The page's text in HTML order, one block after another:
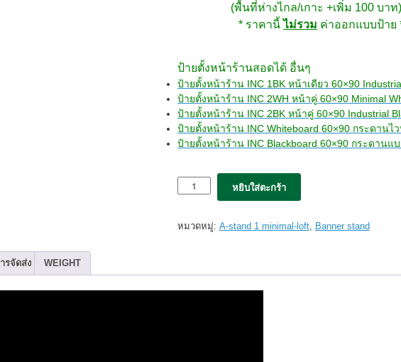
(พื้นที่ห่างไกล/เกาะ +เพิ่ม 100 บาท
* ราคานี้ไม่รวม ค่าออกแบบป้าย
ป้ายตั้งหน้าร้านสอดได้ อื่นๆ
ป้ายตั้งหน้าร้าน INC 1BK หน้าเดียว 60×90
ป้ายตั้งหน้าร้าน INC 2WH หน้าคู่ 60×90 Minimal
ป้ายตั้งหน้าร้าน INC 2BK หน้าคู่ 60×90 Industrial
ป้ายตั้งหน้าร้าน INC Whiteboard 60×90 กระดานไ
ป้ายตั้งหน้าร้าน INC Blackboard 60×90 กระดานแ
จำนวน
ป้าย
minimal
หยิบใส่ตะกร้า
หมวดหมู่: A-stand 1 minimal-loft, Banner stand
รจัดส่ง WEIGHT